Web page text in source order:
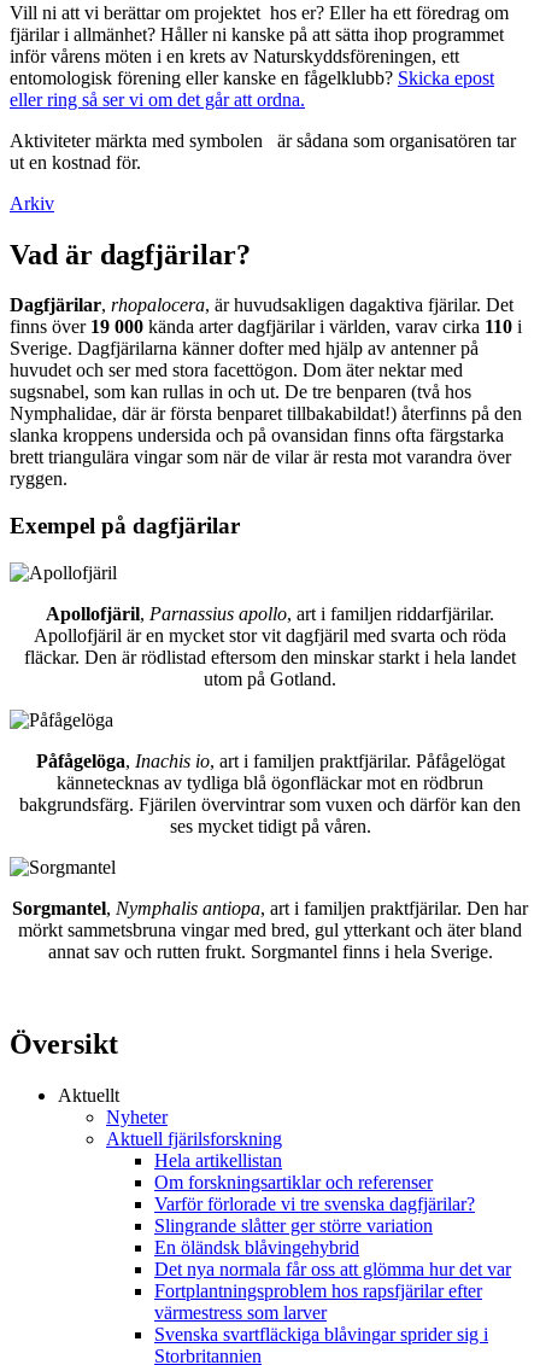
Vill ni att vi berättar om projektet hos er? Eller ha ett föredrag om
fjärilar i allmänhet? Håller ni kanske på att sätta ihop programmet
inför vårens möten i en krets av Naturskyddsföreningen, ett
entomologisk förening eller kanske en fågelklubb? Skicka epost
eller ring så ser vi om det går att ordna.
Aktiviteter märkta med symbolen
är sådana som organisatören tar
ut en kostnad för.
Arkiv
Vad är dagfjärilar?
Dagfjärilar, rhopalocera, är huvudsakligen dagaktiva fjärilar. Det
finns över 19 000 kända arter dagfjärilar i världen, varav cirka 110 i
Sverige. Dagfjärilarna känner dofter med hjälp av antenner på
huvudet och ser med stora facettögon. Dom äter nektar med
sugsnabel, som kan rullas in och ut. De tre benparen (två hos
Nymphalidae, där är första benparet tillbakabildat!) återfinns på den
slanka kroppens undersida och på ovansidan finns ofta färgstarka
brett triangulära vingar som när de vilar är resta mot varandra över
ryggen.
Exempel på dagfjärilar
Apollofjäril, Parnassius apollo, art i familjen riddarfjärilar.
Apollofjäril är en mycket stor vit dagfjäril med svarta och röda
fläckar. Den är rödlistad eftersom den minskar starkt i hela landet
utom på Gotland.
Påfågelöga, Inachis io, art i familjen praktfjärilar. Påfågelögat
kännetecknas av tydliga blå ögonfläckar mot en rödbrun
bakgrundsfärg. Fjärilen övervintrar som vuxen och därför kan den
ses mycket tidigt på våren.
Sorgmantel, Nymphalis antiopa, art i familjen praktfjärilar. Den har
mörkt sammetsbruna vingar med bred, gul ytterkant och äter bland
annat sav och rutten frukt. Sorgmantel finns i hela Sverige.
Översikt
Aktuellt
Nyheter
Aktuell fjärilsforskning
Hela artikellistan
Om forskningsartiklar och referenser
Varför förlorade vi tre svenska dagfjärilar?
Slingrande slåtter ger större variation
En öländsk blåvingehybrid
Det nya normala får oss att glömma hur det var
Fortplantningsproblem hos rapsfjärilar efter
värmestress som larver
Svenska svartfläckiga blåvingar sprider sig i
Storbritannien